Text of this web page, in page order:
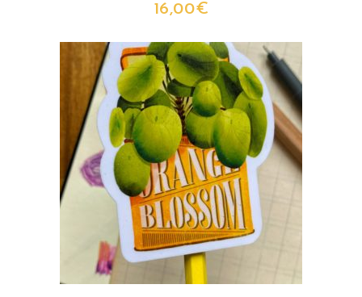
16,00€
AJOUTER AU PANIER